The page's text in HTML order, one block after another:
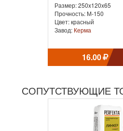
Размер: 250x120x65
Прочность: М-150
Цвет: красный
Завод: Керма
16.00
СОПУТСТВУЮЩИЕ